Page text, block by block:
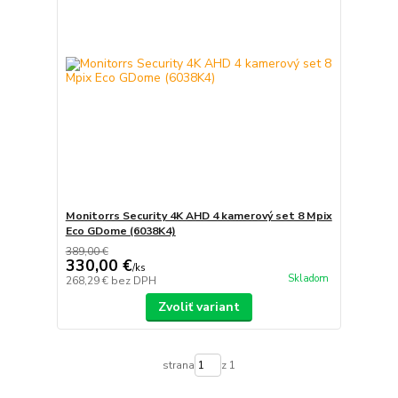
Monitorrs Security 4K AHD 4 kamerový set 8 Mpix
Eco GDome (6038K4)
389,00 €
330,00 €/ks
268,29 € bez DPH Skladom
Zvoliť variant
strana z 1